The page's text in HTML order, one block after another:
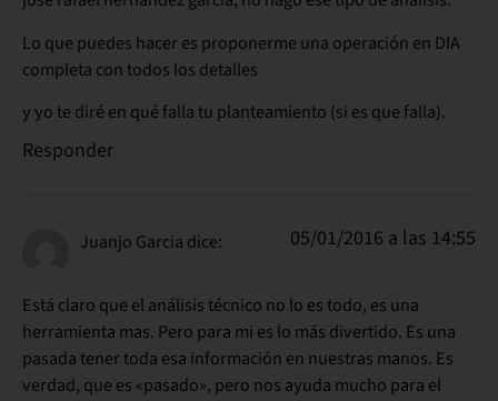
Lo que puedes hacer es proponerme una operación en DIA
completa con todos los detalles
y yo te diré en qué falla tu planteamiento (si es que falla).
Responder
Juanjo Garcia dice: 05/01/2016 a las 14:55
Está claro que el análisis técnico no lo es todo, es una
herramienta mas. Pero para mi es lo más divertido. Es una
pasada tener toda esa información en nuestras manos. Es
verdad, que es «pasado», pero nos ayuda mucho para el